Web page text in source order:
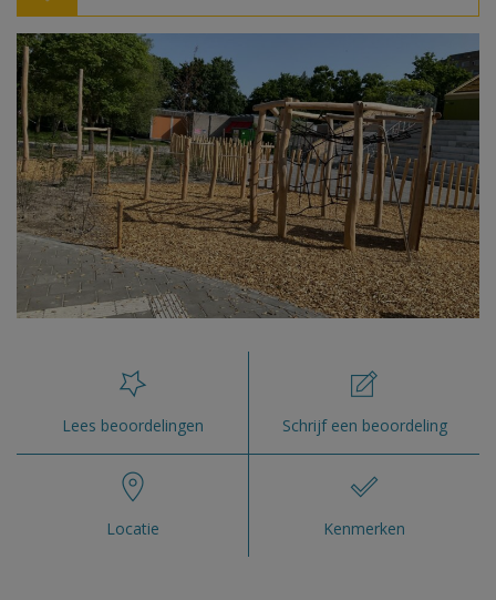
Lees beoordelingen Schrijf een beoordeling
Locatie Kenmerken